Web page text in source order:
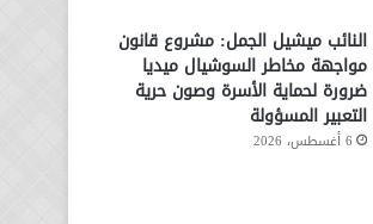
النائب ميشيل الجمل: مشروع قانون
مواجهة مخاطر السوشيال ميديا
ضرورة لحماية الأسرة وصون حرية
التعبير المسؤولة
6 أغسطس، 2026